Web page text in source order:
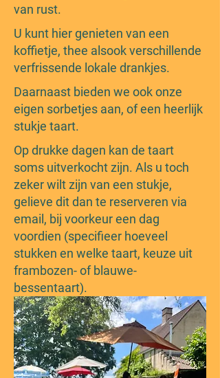
van rust.
U kunt hier genieten van een
koffietje, thee alsook verschillende
verfrissende lokale drankjes.
Daarnaast bieden we ook onze
eigen sorbetjes aan, of een heerlijk
stukje taart.
Op drukke dagen kan de taart
soms uitverkocht zijn. Als u toch
zeker wilt zijn van een stukje,
gelieve dit dan te reserveren via
email, bij voorkeur een dag
voordien (specifieer hoeveel
stukken en welke taart, keuze uit
frambozen- of blauwe-
bessentaart).